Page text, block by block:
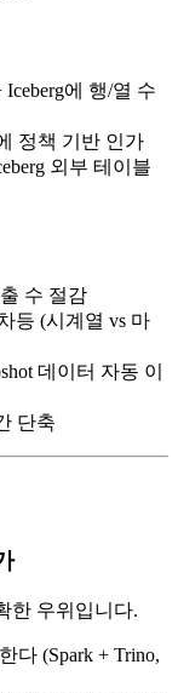
Iceberg에 행/열 수
정책 기반 인가
외부 테이블
수 절감
등 (시계열 vs 마
데이터 자동 이
단축
한 우위입니다.
다 (Spark + Trino,